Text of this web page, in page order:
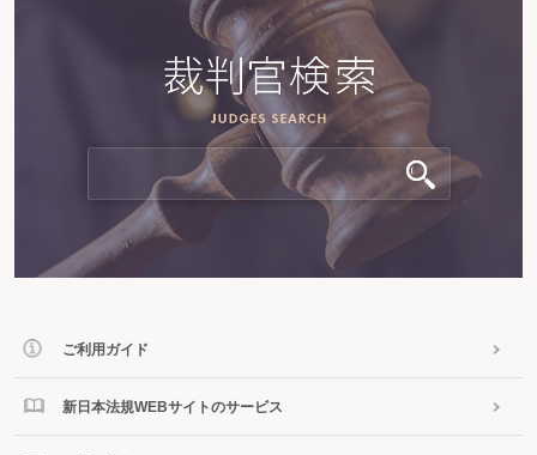
ご利用ガイド
新日本法規WEBサイトのサービス